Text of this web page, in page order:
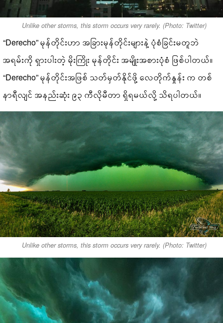
Unlike other storms, this storm occurs very rarely. (Photo: Twitter)
“Derecho” မုန်တိုင်းဟာ အခြားမုန်တိုင်းများနဲ့ ပုံစံခြင်းမတူဘဲ
အရမ်းကို ရှားပါးတဲ့ မိုးကြိုး မုန်တိုင်း အမျိုးအစားပုံစံ ဖြစ်ပါတယ်။
“Derecho” မုန်တိုင်းအဖြစ် သတ်မှတ်နိုင်ဖို့ လေတိုက်နှုန်း က တစ်
နာရီလျင် အနည်းဆုံး ၉၃ ကီလိုမီတာ ရှိရမယ်လို့ သိရပါတယ်။
Unlike other storms, this storm occurs very rarely. (Photo: Twitter)